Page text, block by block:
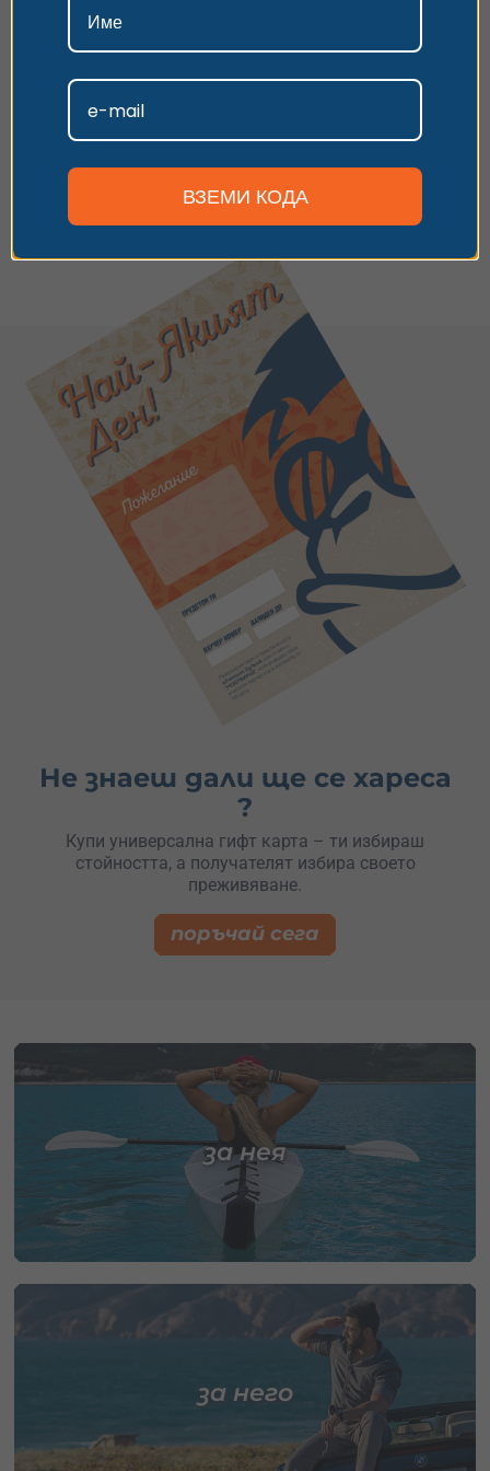
Имаш универсален ваучер
иливаучер за друго преживяване?
време на плащането.
Виж опциите
Не знаеш дали ще се хареса
?
Купи универсална гифт карта – ти избираш
стойността, а получателят избира своето
преживяване.
поръчай сега
за нея
за него
Приемам
ВЗЕМИ КОДА